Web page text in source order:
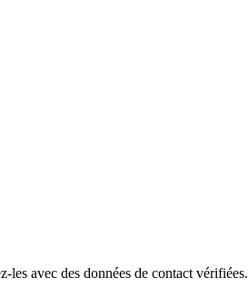
les avec des données de contact vérifiées.